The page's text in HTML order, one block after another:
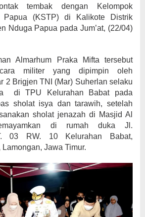
tembak dengan Kelompok
Papua (KSTP) di Kalikote Distrik
Nduga Papua pada Jum’at, (22/04)
Almarhum Praka Mifta tersebut
militer yang dipimpin oleh
2 Brigjen TNI (Mar) Suherlan selaku
di TPU Kelurahan Babat pada
sholat isya dan tarawih, setelah
sholat jenazah di Masjid Al
di rumah duka Jl.
03 RW. 10 Kelurahan Babat,
Jawa Timur.